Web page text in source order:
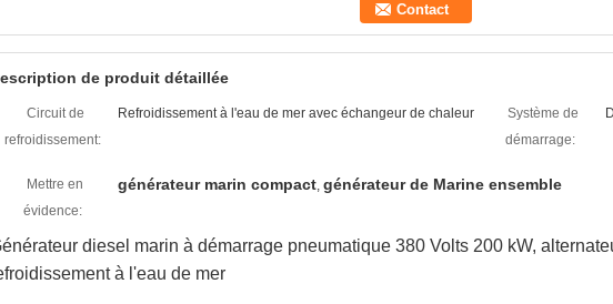
Contact
de produit détaillée
Circuit de
refroidissement:
Refroidissement à l'eau de mer avec échangeur de chaleur
Système de
démarrage:
Mettre en
évidence:
générateur marin compact, générateur de Marine ensemble
diesel marin à démarrage pneumatique 380 Volts 200 kW,
à l'eau de mer